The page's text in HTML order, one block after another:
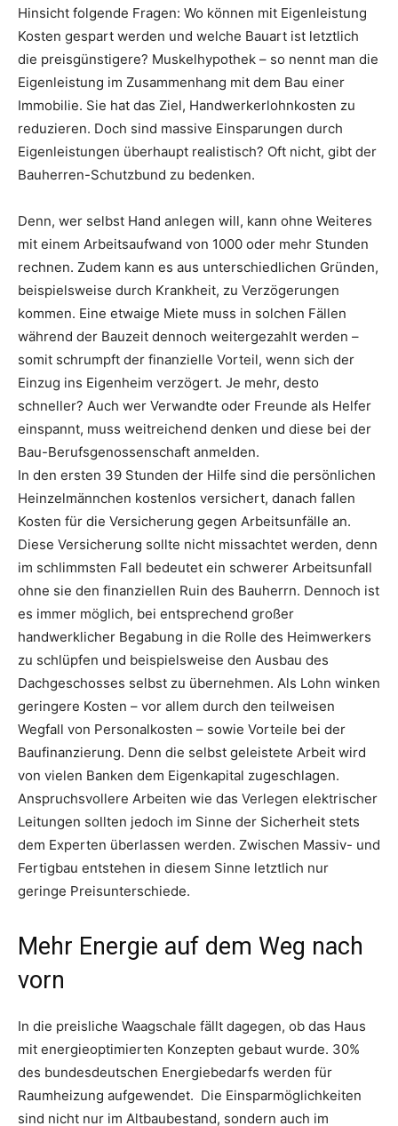
Hinsicht folgende Fragen: Wo können mit Eigenleistung
Kosten gespart werden und welche Bauart ist letztlich
die preisgünstigere? Muskelhypothek – so nennt man die
Eigenleistung im Zusammenhang mit dem Bau einer
Immobilie. Sie hat das Ziel, Handwerkerlohnkosten zu
reduzieren. Doch sind massive Einsparungen durch
Eigenleistungen überhaupt realistisch? Oft nicht, gibt der
Bauherren-Schutzbund zu bedenken.
Denn, wer selbst Hand anlegen will, kann ohne Weiteres
mit einem Arbeitsaufwand von 1000 oder mehr Stunden
rechnen. Zudem kann es aus unterschiedlichen Gründen,
beispielsweise durch Krankheit, zu Verzögerungen
kommen. Eine etwaige Miete muss in solchen Fällen
während der Bauzeit dennoch weitergezahlt werden –
somit schrumpft der finanzielle Vorteil, wenn sich der
Einzug ins Eigenheim verzögert. Je mehr, desto
schneller? Auch wer Verwandte oder Freunde als Helfer
einspannt, muss weitreichend denken und diese bei der
Bau-Berufsgenossenschaft anmelden.
In den ersten 39 Stunden der Hilfe sind die persönlichen
Heinzelmännchen kostenlos versichert, danach fallen
Kosten für die Versicherung gegen Arbeitsunfälle an.
Diese Versicherung sollte nicht missachtet werden, denn
im schlimmsten Fall bedeutet ein schwerer Arbeitsunfall
ohne sie den finanziellen Ruin des Bauherrn. Dennoch ist
es immer möglich, bei entsprechend großer
handwerklicher Begabung in die Rolle des Heimwerkers
zu schlüpfen und beispielsweise den Ausbau des
Dachgeschosses selbst zu übernehmen. Als Lohn winken
geringere Kosten – vor allem durch den teilweisen
Wegfall von Personalkosten – sowie Vorteile bei der
Baufinanzierung. Denn die selbst geleistete Arbeit wird
von vielen Banken dem Eigenkapital zugeschlagen.
Anspruchsvollere Arbeiten wie das Verlegen elektrischer
Leitungen sollten jedoch im Sinne der Sicherheit stets
dem Experten überlassen werden. Zwischen Massiv- und
Fertigbau entstehen in diesem Sinne letztlich nur
geringe Preisunterschiede.
Mehr Energie auf dem Weg nach
vorn
In die preisliche Waagschale fällt dagegen, ob das Haus
mit energieoptimierten Konzepten gebaut wurde. 30%
des bundesdeutschen Energiebedarfs werden für
Raumheizung aufgewendet. Die Einsparmöglichkeiten
sind nicht nur im Altbaubestand, sondern auch im